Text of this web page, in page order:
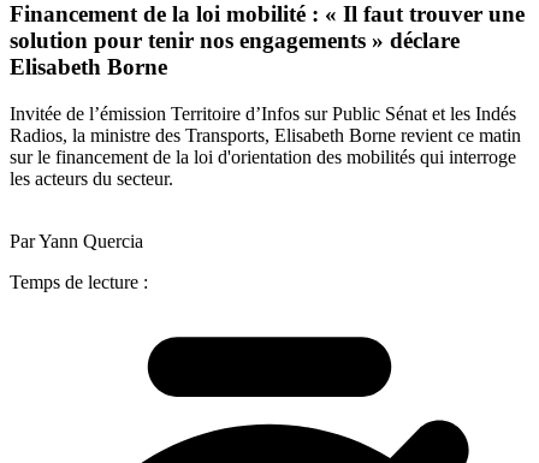
Financement de la loi mobilité : « Il faut trouver une
solution pour tenir nos engagements » déclare
Elisabeth Borne
Invitée de l’émission Territoire d’Infos sur Public Sénat et les Indés
Radios, la ministre des Transports, Elisabeth Borne revient ce matin
sur le financement de la loi d'orientation des mobilités qui interroge
les acteurs du secteur.
Par Yann Quercia
Temps de lecture :